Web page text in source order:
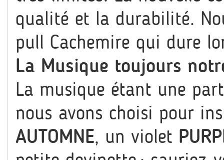
qualité et la durabilité.
pull Cachemire qui dure
La Musique toujours
La musique étant une
nous avons choisi pour
AUTOMNE, un violet